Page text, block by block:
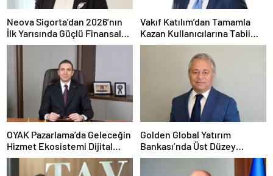
Neova Sigorta’dan 2026’nın
İlk Yarısında Güçlü Finansal
Performans
Vakıf Katılım’dan Tamamla
Kazan Kullanıcılarına Tabii
Premium Fırsatı
OYAK Pazarlama’da Geleceğin
Hizmet Ekosistemi Dijital
Dönüşümle Şekilleniyor
Golden Global Yatırım
Bankası’nda Üst Düzey
Atama: Mustafa Selcen
Yönetim Kurulu Üyesi Oldu